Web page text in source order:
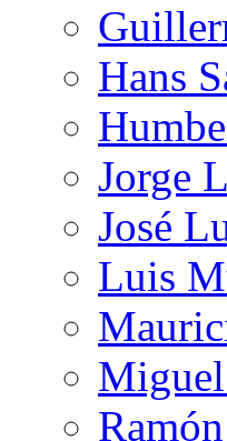
Hans
Jorge
José
Luis